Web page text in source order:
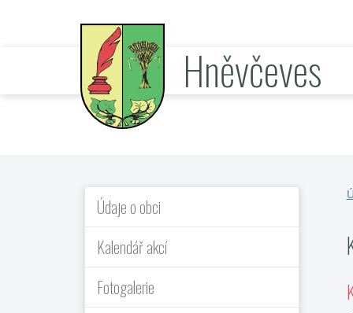
Hněvčeves
Údaje o obci
Kalendář akcí
Fotogalerie